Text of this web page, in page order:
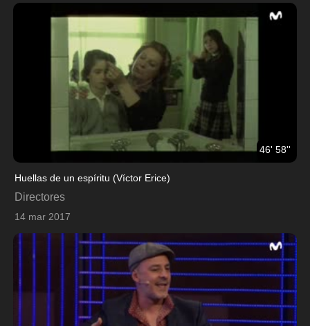
46' 58''
Huellas de un espíritu (Víctor Erice)
Directores
14 mar 2017